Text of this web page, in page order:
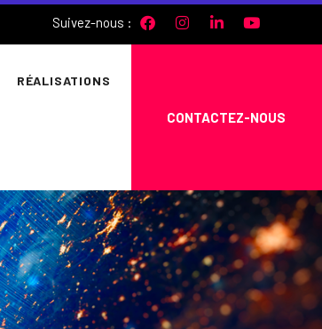
Suivez-nous :
RÉALISATIONS
CONTACTEZ-NOUS